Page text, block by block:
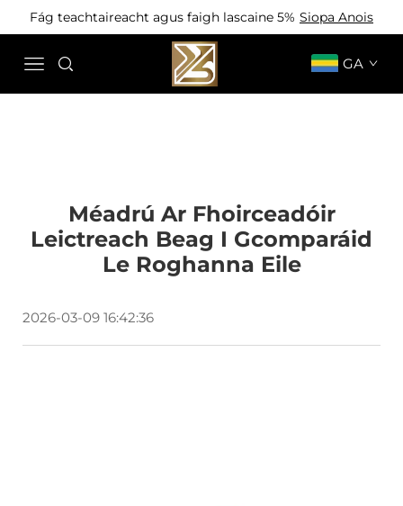
Fág teachtaireacht agus faigh lascaine 5% Siopa Anois
GA
Méadrú Ar Fhoirceadóir
Leictreach Beag I Gcomparáid
Le Roghanna Eile
2026-03-09 16:42:36